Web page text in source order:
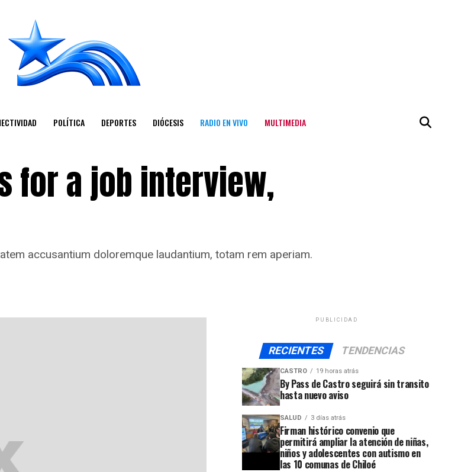
POLÍTICA DEPORTES DIÓCESIS RADIO EN VIVO MULTIMEDIA
for a job interview,
accusantium doloremque laudantium, totam rem aperiam.
PUBLICIDAD
RECIENTES TENDENCIAS
CASTRO 19 horas atrás
By Pass de Castro seguirá sin transito
hasta nuevo aviso
SALUD 3 días atrás
Firman histórico convenio que
permitirá ampliar la atención de niñas,
niños y adolescentes con autismo en
las 10 comunas de Chiloé